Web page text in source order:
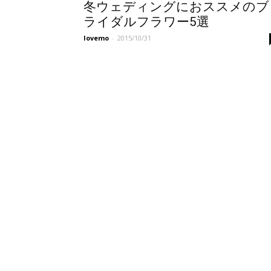
冬ウェディングにおススメのブ
ライダルフラワー5選
lovemo - 2015/10/31